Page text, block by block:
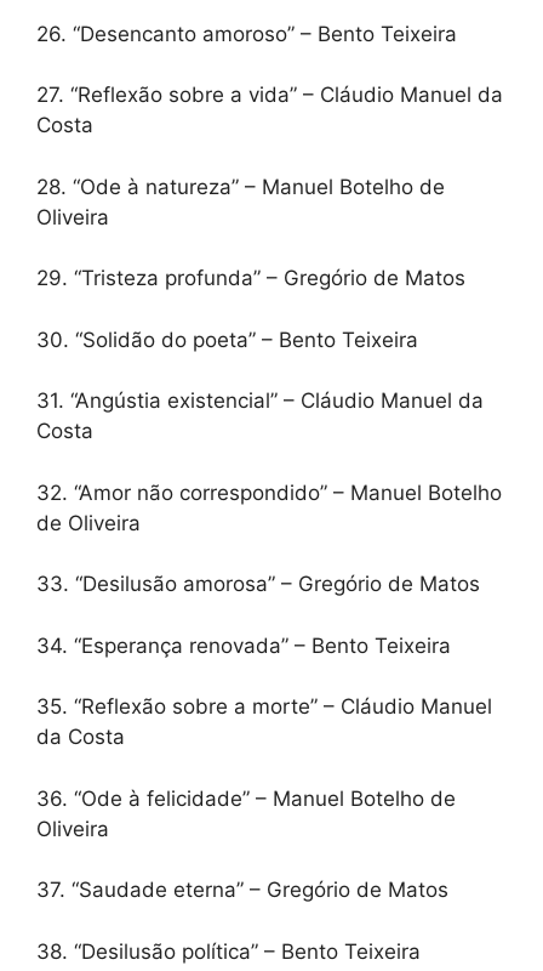
26. “Desencanto amoroso” – Bento Teixeira
27. “Reflexão sobre a vida” – Cláudio Manuel da
Costa
28. “Ode à natureza” – Manuel Botelho de
Oliveira
29. “Tristeza profunda” – Gregório de Matos
30. “Solidão do poeta” – Bento Teixeira
31. “Angústia existencial” – Cláudio Manuel da
Costa
32. “Amor não correspondido” – Manuel Botelho
de Oliveira
33. “Desilusão amorosa” – Gregório de Matos
34. “Esperança renovada” – Bento Teixeira
35. “Reflexão sobre a morte” – Cláudio Manuel
da Costa
36. “Ode à felicidade” – Manuel Botelho de
Oliveira
37. “Saudade eterna” – Gregório de Matos
38. “Desilusão política” – Bento Teixeira